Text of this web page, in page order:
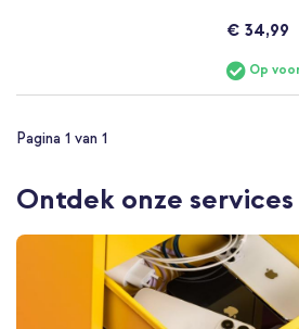
€ 34,99
Op
Pagina 1 van 1
Ontdek onze services